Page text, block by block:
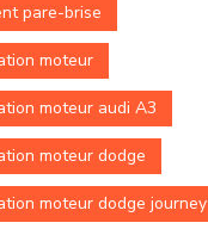
pare-brise
moteur
moteur audi A3
moteur dodge
moteur dodge journey